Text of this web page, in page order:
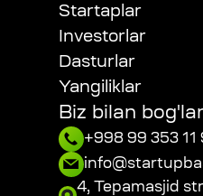
Startaplar
Investorlar
Dasturlar
Yangiliklar
Biz bilan
+998 99 353 11
4, Tepamasjid